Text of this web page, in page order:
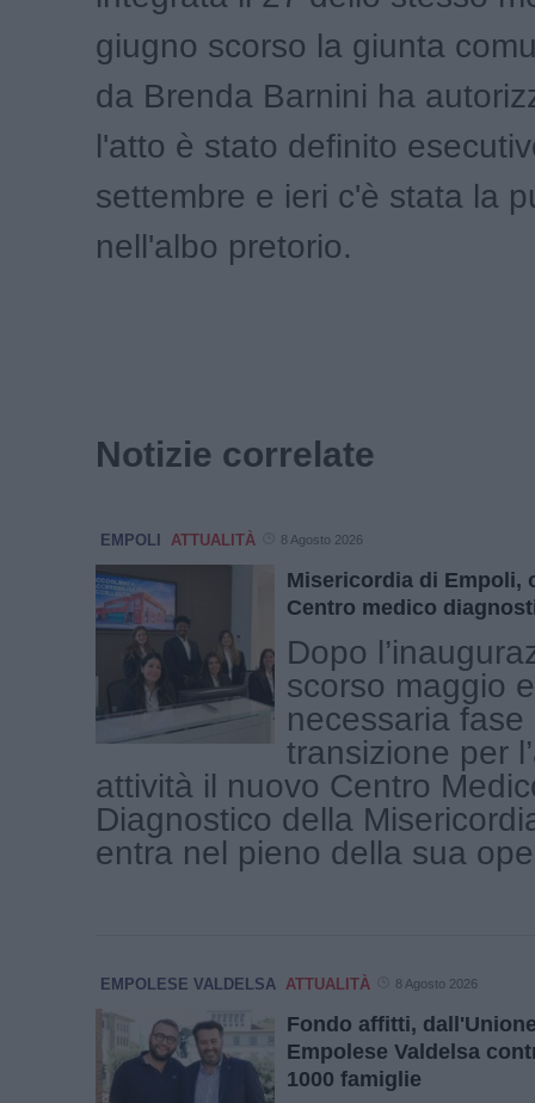
giugno scorso la giunta
da Brenda Barnini ha
l'atto è stato definito
settembre e ieri c'è stata la
nell'albo pretorio.
Notizie correlate
EMPOLI ATTUALITÀ 8 Agosto 2026
Misericordia di Empoli,
Centro medico
Dopo
scorso maggio
necessaria fase
transizione per
attività il nuovo Centro
Diagnostico della
entra nel pieno della sua
EMPOLESE VALDELSA ATTUALITÀ 8 Agosto 2026
Fondo affitti,
Empolese Valdelsa
1000 famiglie